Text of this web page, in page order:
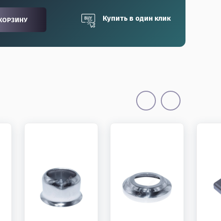
Купить в один клик